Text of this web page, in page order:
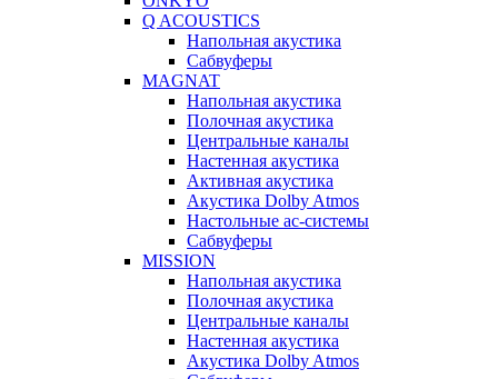
Q ACOUSTICS
Напольная акустика
Сабвуферы
MAGNAT
Напольная акустика
Полочная акустика
Центральные каналы
Настенная акустика
Активная акустика
Акустика Dolby Atmos
Настольные ас-системы
Сабвуферы
MISSION
Напольная акустика
Полочная акустика
Центральные каналы
Настенная акустика
Акустика Dolby Atmos